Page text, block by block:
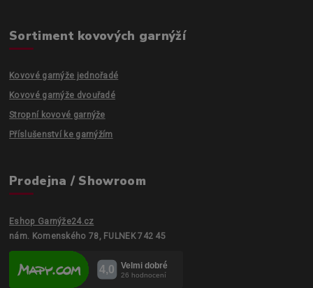
Sortiment kovových garnýží
Kovové garnýže jednořadé
Kovové garnýže dvouřadé
Stropní kovové garnýže
Příslušenství ke garnýžím
Prodejna / Showroom
Eshop Garnýže24.cz
nám. Komenského 78, FULNEK 742 45